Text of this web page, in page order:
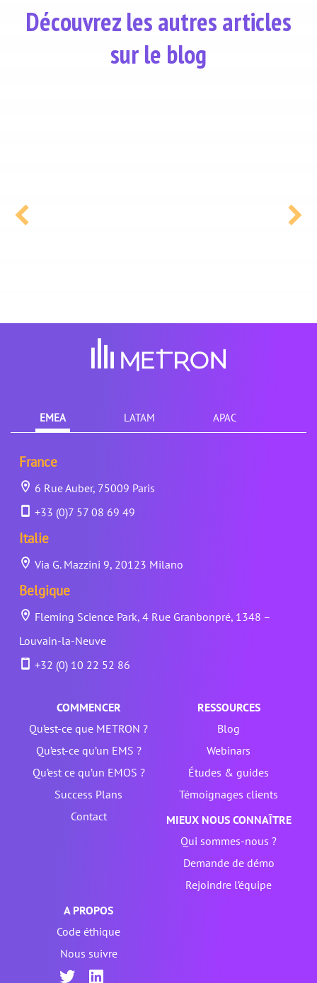
Découvrez les autres articles
sur le blog
EMEA LATAM APAC
France
6 Rue Auber, 75009 Paris
+33 (0)7 57 08 69 49
Italie
Via G. Mazzini 9, 20123 Milano
Belgique
Fleming Science Park, 4 Rue Granbonpré, 1348 –
Louvain-la-Neuve
+32 (0) 10 22 52 86
COMMENCER
Qu’est-ce que METRON ?
Qu’est-ce qu’un EMS ?
Qu’est ce qu’un EMOS ?
Success Plans
RESSOURCES
Blog
Webinars
Études & guides
Témoignages clients
Contact
MIEUX NOUS CONNAÎTRE
Qui sommes-nous ?
Demande de démo
Rejoindre l’équipe
A PROPOS
Code éthique
Nous suivre